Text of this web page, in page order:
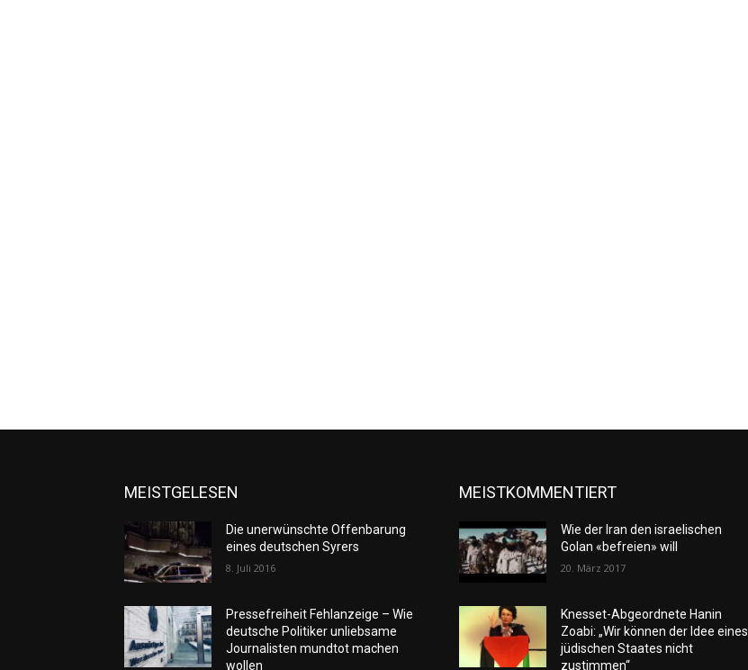
MEISTGELESEN
Die unerwünschte Offenbarung
eines deutschen Syrers
8. Juli 2016
Pressefreiheit Fehlanzeige – Wie
deutsche Politiker unliebsame
Journalisten mundtot machen
wollen
MEISTKOMMENTIERT
Wie der Iran den israelischen
Golan «befreien» will
20. März 2017
Knesset-Abgeordnete Hanin
Zoabi: „Wir können der Idee eines
jüdischen Staates nicht
zustimmen“